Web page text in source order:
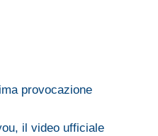
provocazione
il video ufficiale